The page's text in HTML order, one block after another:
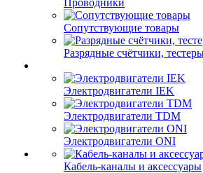
Проводники
Сопутствующие товары
Разрядные счётчики,
Электродвигатели IEK
Электродвигатели TDM
Электродвигатели ONI
Кабель-каналы и аксессуары